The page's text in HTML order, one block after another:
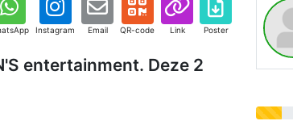
Instagram Email QR-code Link Poster
entertainment. Deze 2